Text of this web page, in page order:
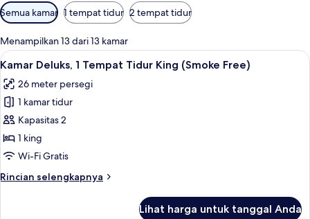
Filter
tersedia
untuk
kamar
Semua kamar 1 tempat tidur 2 tempat tidur
Menampilkan 13 dari 13 kamar
Lihat
semua
foto
untuk
Kamar
Deluks,
1
Tidur
Meja kerja, ruang kerja ramah
5
Kamar Deluks, 1 Tempat Tidur King (Smoke Free)
26 meter persegi
1 kamar tidur
Kapasitas 2
1 king
Wi-Fi Gratis
Rincian selengkapnya
Rincian
Lihat harga untuk tanggal Anda